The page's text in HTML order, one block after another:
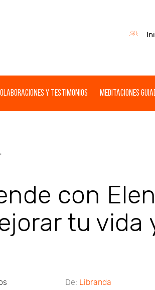
y Testimonios Meditaciones
con
tu vida
De: Libranda